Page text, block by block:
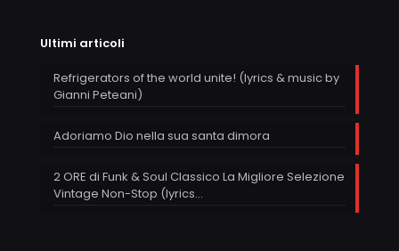
Ultimi articoli
Refrigerators of the world unite! (lyrics & music by
Gianni Peteani)
Adoriamo Dio nella sua santa dimora
2 ORE di Funk & Soul Classico La Migliore Selezione
Vintage Non-Stop (lyrics…